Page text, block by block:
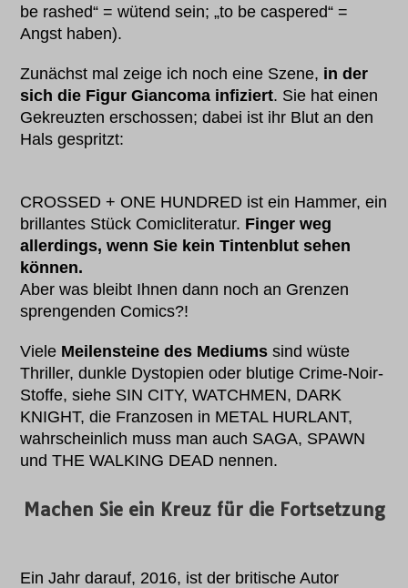
be rashed“ = wütend sein; „to be caspered“ =
Angst haben).
Zunächst mal zeige ich noch eine Szene, in der
sich die Figur Giancoma infiziert. Sie hat einen
Gekreuzten erschossen; dabei ist ihr Blut an den
Hals gespritzt:
CROSSED + ONE HUNDRED ist ein Hammer, ein
brillantes Stück Comicliteratur. Finger weg
allerdings, wenn Sie kein Tintenblut sehen
können.
Aber was bleibt Ihnen dann noch an Grenzen
sprengenden Comics?!
Viele Meilensteine des Mediums sind wüste
Thriller, dunkle Dystopien oder blutige Crime-Noir-
Stoffe, siehe SIN CITY, WATCHMEN, DARK
KNIGHT, die Franzosen in METAL HURLANT,
wahrscheinlich muss man auch SAGA, SPAWN
und THE WALKING DEAD nennen.
Machen Sie ein Kreuz für die Fortsetzung
Ein Jahr darauf, 2016, ist der britische Autor